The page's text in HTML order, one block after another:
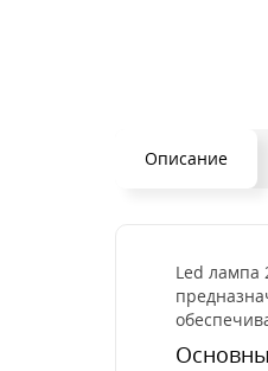
Описание
Led лампа